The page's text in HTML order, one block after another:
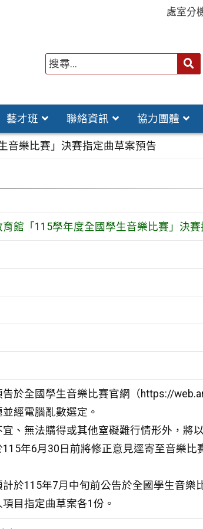
處室分
藝才班 聯絡資訊 協力團體
音樂比賽」決賽指定曲草案預告
館「115學年度全國學生音樂比賽」決
告於全國學生音樂比賽官網（https://
經電腦亂數選定。
宜、無法購得或其他窒礙難行情形外，將
年6月30日前將修正意見逕寄至音樂
於115年7月中旬前公告於全國學生音樂
目指定曲草案各1份。